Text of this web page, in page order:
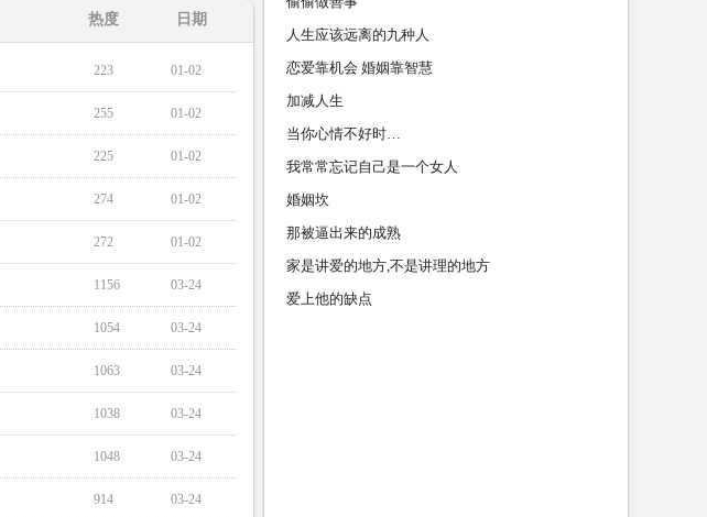
日期
热度
01-02
223
01-02
255
01-02
225
01-02
274
01-02
272
03-24
1156
03-24
1054
03-24
1063
03-24
1038
03-24
1048
03-24
914
人生应该远离的九种人
恋爱靠机会 婚姻靠智慧
加减人生
当你心情不好时…
我常常忘记自己是一个女人
婚姻坎
那被逼出来的成熟
家是讲爱的地方,不是讲理的地方
爱上他的缺点